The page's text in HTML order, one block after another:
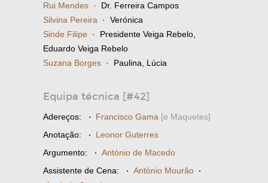
Rui Mendes · Dr. Ferreira Campos
Silvina Pereira · Verónica
Sinde Filipe · Presidente Veiga Rebelo,
Eduardo Veiga Rebelo
Suzana Borges · Paulina, Lúcia
Equipa técnica [#42]
Adereços: · Francisco Gama [e Maquetes]
Anotação: · Leonor Guterres
Argumento: · António de Macedo
Assistente de Cena: · António Mourão ·